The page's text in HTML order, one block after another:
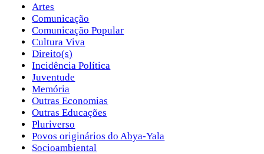
Artes
Comunicação
Comunicação Popular
Cultura Viva
Direito(s)
Incidência Política
Juventude
Memória
Outras Economias
Outras Educações
Pluriverso
Povos originários do Abya-Yala
Socioambiental